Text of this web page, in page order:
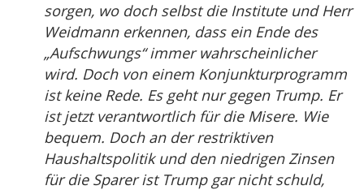
sorgen, wo doch selbst die Institute und Herr
Weidmann erkennen, dass ein Ende des
„Aufschwungs“ immer wahrscheinlicher
wird. Doch von einem Konjunkturprogramm
ist keine Rede. Es geht nur gegen Trump. Er
ist jetzt verantwortlich für die Misere. Wie
bequem. Doch an der restriktiven
Haushaltspolitik und den niedrigen Zinsen
für die Sparer ist Trump gar nicht schuld,